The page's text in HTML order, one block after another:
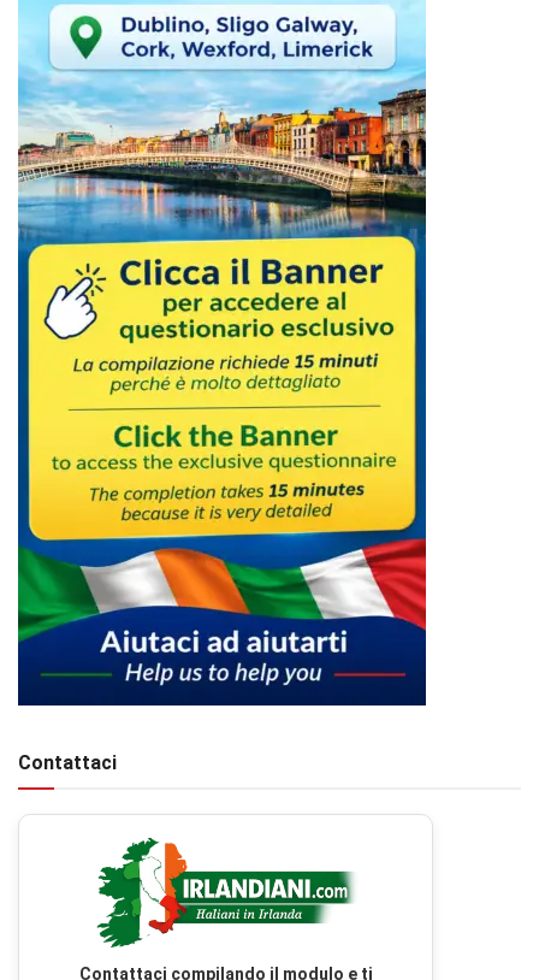
Contattaci
Contattaci compilando il modulo e ti